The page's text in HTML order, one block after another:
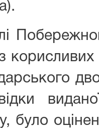
корисливих
було